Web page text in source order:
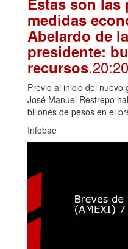
medidas
Abelardo de
presidente:
recursos.20:20
Previo al inicio del
José Manuel Restrepo
billones de pesos en el
Infobae